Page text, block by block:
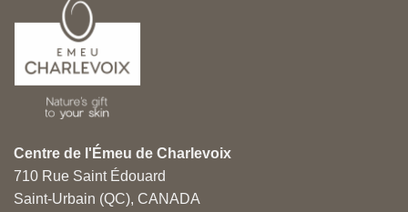
Centre de l'Émeu de Charlevoix
710 Rue Saint Édouard
Saint-Urbain (QC), CANADA